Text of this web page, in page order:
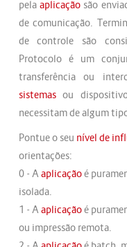
pela aplicaçãosão
de comunicação.
de controle são
Protocolo é um
transferência ou
sistemasou
necessitam de algum
Pontue o seu nível de
orientações:
0 - Aaplicaçãoé
isolada.
1 - Aaplicaçãoé
ou impressão remota.